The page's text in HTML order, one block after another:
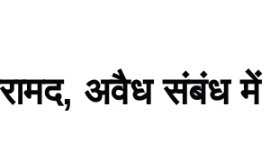
अवैध संबंध में